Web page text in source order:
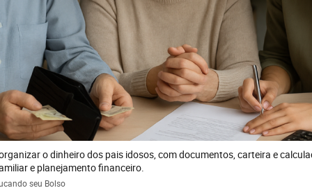
o dinheiro dos pais idosos, com documentos, carteira e
e planejamento financeiro.
seu Bolso